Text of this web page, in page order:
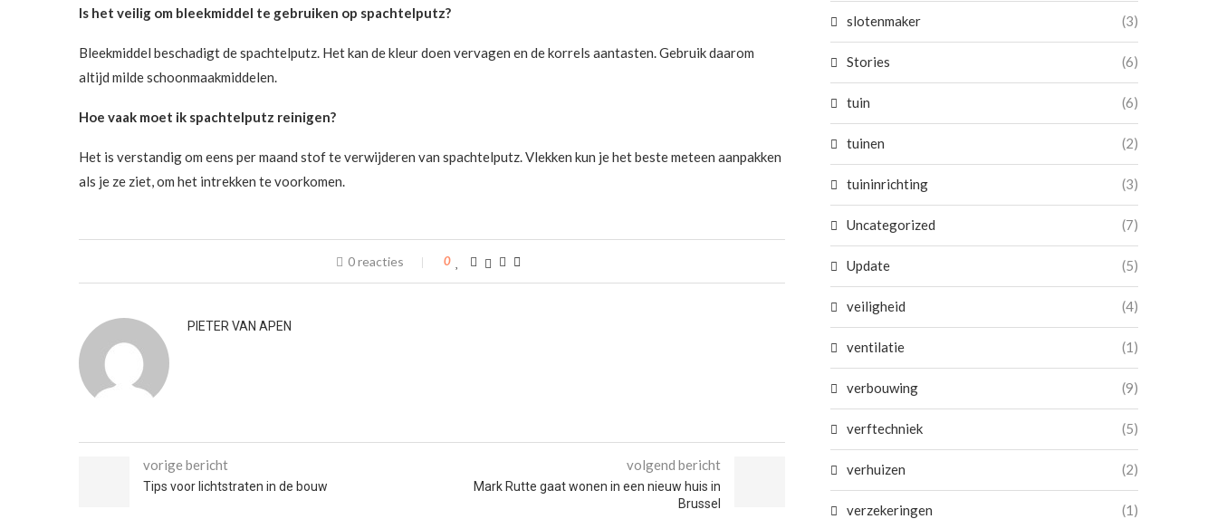
Is het veilig om bleekmiddel te gebruiken op spachtelputz?
Bleekmiddel beschadigt de spachtelputz. Het kan de kleur doen vervagen en de korrels aantasten. Gebruik daarom
altijd milde schoonmaakmiddelen.
Hoe vaak moet ik spachtelputz reinigen?
Het is verstandig om eens per maand stof te verwijderen van spachtelputz. Vlekken kun je het beste meteen aanpakken
als je ze ziet, om het intrekken te voorkomen.
0 reacties 0
PIETER VAN APEN
vorige bericht
Tips voor lichtstraten in de bouw
volgend bericht
Mark Rutte gaat wonen in een nieuw huis in
Brussel
slotenmaker (3)
Stories (6)
tuin (6)
tuinen (2)
tuininrichting (3)
Uncategorized (7)
Update (5)
veiligheid (4)
ventilatie (1)
verbouwing (9)
verftechniek (5)
verhuizen (2)
verzekeringen (1)